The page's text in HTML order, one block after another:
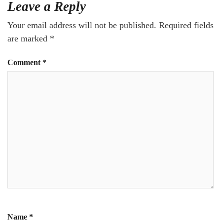
Leave a Reply
Your email address will not be published. Required fields
are marked *
Comment *
Name *